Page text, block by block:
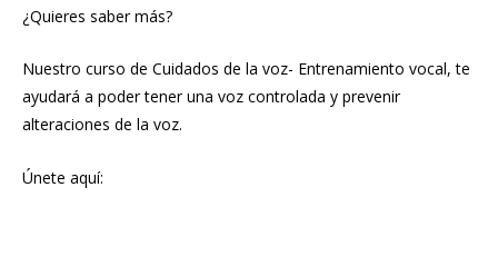
¿Quieres saber más?
Nuestro curso de Cuidados de la voz- Entrenamiento vocal, te
ayudará a poder tener una voz controlada y prevenir
alteraciones de la voz.
Únete aquí: